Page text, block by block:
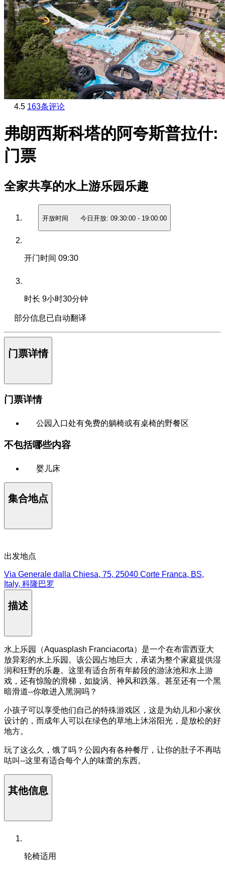
4.5 163条评论
弗朗西斯科塔的阿夸斯普拉什:
门票
全家共享的水上游乐园乐趣
开放时间 今日开放: 09:30:00 - 19:00:00
开门时间 09:30
时长 9小时30分钟
部分信息已自动翻译
门票详情
门票详情
公园入口处有免费的躺椅或有桌椅的野餐区
不包括哪些内容
婴儿床
集合地点
出发地点
Via Generale dalla Chiesa, 75, 25040 Corte Franca, BS,
Italy, 科隆巴罗
描述
水上乐园（Aquasplash Franciacorta）是一个在布雷西亚大
放异彩的水上乐园。该公园占地巨大，承诺为整个家庭提供湿
润和狂野的乐趣。这里有适合所有年龄段的游泳池和水上游
戏，还有惊险的滑梯，如旋涡、神风和跌落。甚至还有一个黑
暗滑道--你敢进入黑洞吗？
小孩子可以享受他们自己的特殊游戏区，这是为幼儿和小家伙
设计的，而成年人可以在绿色的草地上沐浴阳光，是放松的好
地方。
玩了这么久，饿了吗？公园内有各种餐厅，让你的肚子不再咕
咕叫--这里有适合每个人的味蕾的东西。
其他信息
轮椅适用